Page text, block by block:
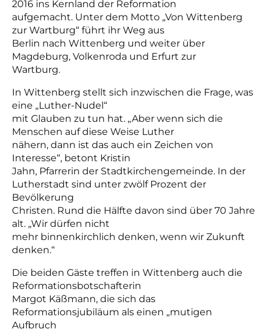
2016 ins Kernland der Reformation
aufgemacht. Unter dem Motto „Von Wittenberg
zur Wartburg“ führt ihr Weg aus
Berlin nach Wittenberg und weiter über
Magdeburg, Volkenroda und Erfurt zur
Wartburg.
In Wittenberg stellt sich inzwischen die Frage, was
eine „Luther-Nudel“
mit Glauben zu tun hat. „Aber wenn sich die
Menschen auf diese Weise Luther
nähern, dann ist das auch ein Zeichen von
Interesse“, betont Kristin
Jahn, Pfarrerin der Stadtkirchengemeinde. In der
Lutherstadt sind unter zwölf Prozent der
Bevölkerung
Christen. Rund die Hälfte davon sind über 70 Jahre
alt. „Wir dürfen nicht
mehr binnenkirchlich denken, wenn wir Zukunft
denken.“
Die beiden Gäste treffen in Wittenberg auch die
Reformationsbotschafterin
Margot Käßmann, die sich das
Reformationsjubiläum als einen „mutigen
Aufbruch